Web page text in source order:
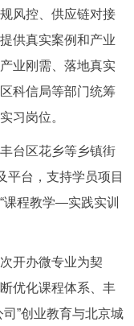
图说互动
人文北京
视频北京
风控、供应链对接
供真实案例和产业
业刚需、落地真实
科信局等部门统筹
习岗位。
台区花乡等乡镇街
平台，支持学员项目
课程教学—实践实训
开办微专业为契
优化课程体系、丰
”创业教育与北京城